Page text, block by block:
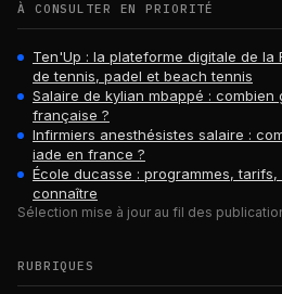
À CONSULTER EN PRIORITÉ
Ten'Up : la plateforme digitale de la
de tennis, padel et beach tennis
Salaire de kylian mbappé : combien
française ?
Infirmiers anesthésistes salaire :
iade en france ?
École ducasse : programmes,
connaître
Sélection mise à jour au fil des
RUBRIQUES